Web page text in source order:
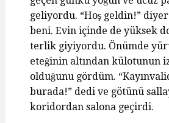
geliyordu. “Hoş geldin!”
beni. Evin içinde de yüksek
terlik giyiyordu. Önümde
eteğinin altından külotunun
olduğunu gördüm.
burada!” dedi ve götünü
koridordan salona geçirdi.